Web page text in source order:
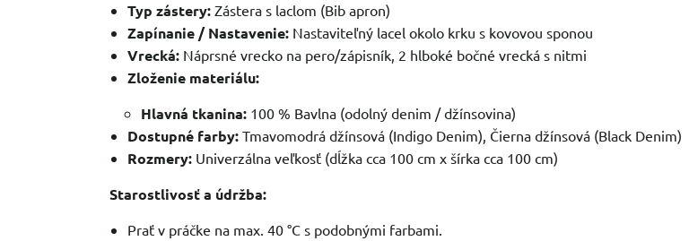
Typ zástery:Zástera s laclom (Bib apron)
Zapínanie / Nastavenie:Nastaviteľný lacel okolo krku s kovovou sponou
Vrecká:Náprsné vrecko na pero/zápisník, 2 hlboké bočné vrecká s nitmi
Zloženie materiálu:
Hlavná tkanina:100 % Bavlna (odolný denim / džínsovina)
Dostupné farby:Tmavomodrá džínsová (Indigo Denim), Čierna džínsová (Black Denim)
Rozmery:Univerzálna veľkosť (dĺžka cca 100 cm x šírka cca 100 cm)
Starostlivosť a údržba:
Prať v práčke na max. 40 °C s podobnými farbami.